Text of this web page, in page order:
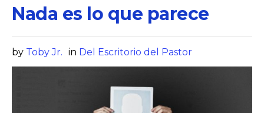
Nada es lo que parece
by Toby Jr. in Del Escritorio del Pastor